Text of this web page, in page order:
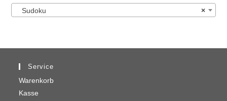
×
Sudoku
Service
Warenkorb
Kasse